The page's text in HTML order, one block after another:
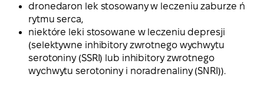
dronedaron lek stosowany w leczeniu zaburze ń
rytmu serca,
niektóre leki stosowane w leczeniu depresji
(selektywne inhibitory zwrotnego wychwytu
serotoniny (SSRI) lub inhibitory zwrotnego
wychwytu serotoniny i noradrenaliny (SNRI)).